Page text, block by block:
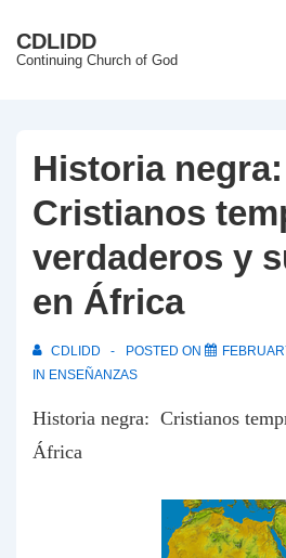
SkipCDLIDD
Continuing Church of God
Historia negra:
Cristianos
verdaderos y
en África
CDLIDD POSTED ON
IN ENSEÑANZAS
Historia negra: Cristianos
África